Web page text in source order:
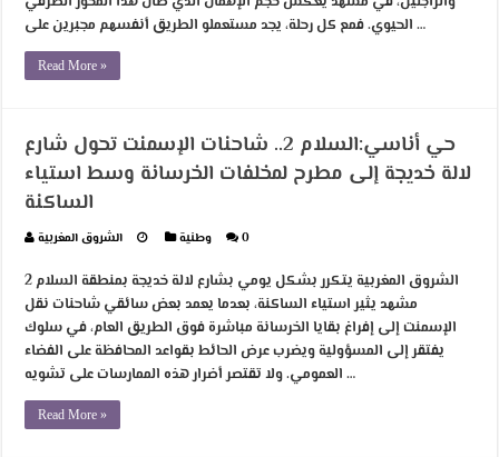
الحيوي. فمع كل رحلة، يجد مستعملو الطريق أنفسهم مجبرين على …
Read More »
حي أناسي:السلام 2.. شاحنات الإسمنت تحول شارع
لالة خديجة إلى مطرح لمخلفات الخرسانة وسط استياء
الساكنة
الشروق المغربية وطنية 0
الشروق المغربية يتكرر بشكل يومي بشارع لالة خديجة بمنطقة السلام 2
مشهد يثير استياء الساكنة، بعدما يعمد بعض سائقي شاحنات نقل
الإسمنت إلى إفراغ بقايا الخرسانة مباشرة فوق الطريق العام، في سلوك
يفتقر إلى المسؤولية ويضرب عرض الحائط بقواعد المحافظة على الفضاء
العمومي. ولا تقتصر أضرار هذه الممارسات على تشويه …
Read More »